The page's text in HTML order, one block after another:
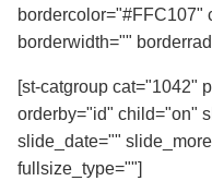
bordercolor="#FFC107"
borderwidth=""
[st-catgroup cat="1042"
orderby="id" child="on"
slide_date=""
fullsize_type=""]